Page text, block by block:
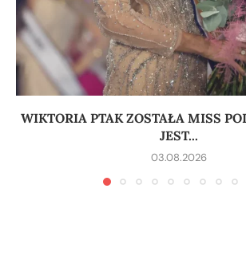
WIKTORIA PTAK ZOSTAŁA MISS
JEST...
03.08.2026